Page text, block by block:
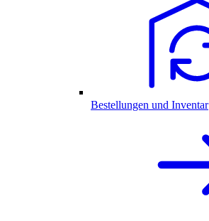
Bestellungen und Inventar